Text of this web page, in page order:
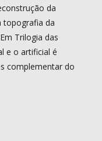
da
topografia da
Trilogia das
e o artificial é
complementar do